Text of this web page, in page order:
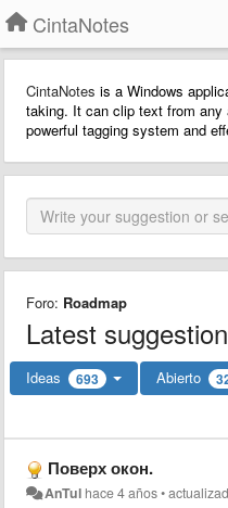
CintaNotes
CintaNotes is a Windows
taking. It can clip text from
powerful tagging system and
Foro: Roadmap
Latest
Ideas 693 Abierto
Поверх окон.
AnTul hace 4 años•